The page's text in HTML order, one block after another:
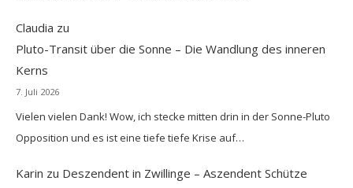
Claudia zu
Pluto-Transit über die Sonne – Die Wandlung des inneren
Kerns
7. Juli 2026
Vielen vielen Dank! Wow, ich stecke mitten drin in der Sonne-Pluto
Opposition und es ist eine tiefe tiefe Krise auf…
Karin zu Deszendent in Zwillinge – Aszendent Schütze